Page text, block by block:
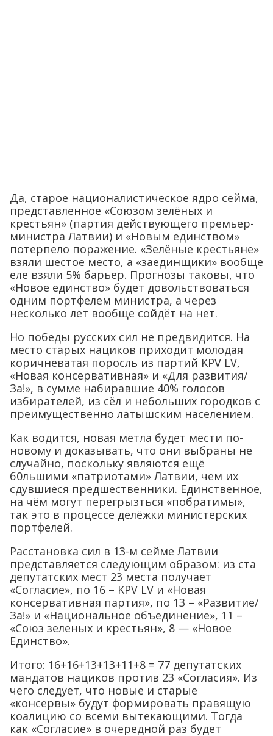
Да, старое националистическое ядро сейма,
представленное «Союзом зелёных и
крестьян» (партия действующего премьер-
министра Латвии) и «Новым единством»
потерпело поражение. «Зелёные крестьяне»
взяли шестое место, а «заединщики» вообще
еле взяли 5% барьер. Прогнозы таковы, что
«Новое единство» будет довольствоваться
одним портфелем министра, а через
несколько лет вообще сойдёт на нет.
Но победы русских сил не предвидится. На
место старых нациков приходит молодая
коричневатая поросль из партий KPV LV,
«Новая консервативная» и «Для развития/
За!», в сумме набиравшие 40% голосов
избирателей, из сёл и небольших городков с
преимущественно латышским населением.
Как водится, новая метла будет мести по-
новому и доказывать, что они выбраны не
случайно, поскольку являются ещё
б0льшими «патриотами» Латвии, чем их
сдувшиеся предшественники. Единственное,
на чём могут перегрызться «побратимы»,
так это в процессе делёжки министерских
портфелей.
Расстановка сил в 13-м сейме Латвии
представляется следующим образом: из ста
депутатских мест 23 места получает
«Согласие», по 16 – KPV LV и «Новая
консервативная партия», по 13 – «Развитие/
За!» и «Национальное объединение», 11 –
«Союз зеленых и крестьян», 8 — «Новое
Единство».
Итого: 16+16+13+13+11+8 = 77 депутатских
мандатов нациков против 23 «Согласия». Из
чего следует, что новые и старые
«консервы» будут формировать правящую
коалицию со всеми вытекающими. Тогда
как «Согласие» в очередной раз будет